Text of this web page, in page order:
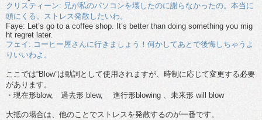
クリスティーン: 兄が私のパソコンを壊したのに謝らなかったの。本当に
頭にくる。ストレス発散したいわ。
Faye: Let’s go to a coffee shop. It’s better than doing something you mig
ht regret later.
フェイ: コーヒー屋さんに行きましょう！何かしてあとで後悔しちゃうよ
りいいわよ。
ここでは“Blow”は動詞として使用されますが、時制に応じて変更する必要
があります。
・現在形blow, 過去形 blew, 進行形blowing 、未来形 will blow
大抵の場合は、他のことでストレスを発散するのが一番です。